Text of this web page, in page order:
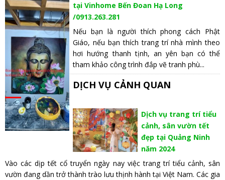
tại Vinhome Bến Đoan Hạ Long
/0913.263.281
Nếu bạn là người thích phong cách Phật
Giáo, nếu bạn thích trang trí nhà mình theo
hơi hướng thanh tịnh, an yên bạn có thể
tham khảo công trình đắp vẽ tranh phù...
DỊCH VỤ CẢNH QUAN
Dịch vụ trang trí tiểu
cảnh, sân vườn tết
đẹp tại Quảng Ninh
năm 2024
Vào các dịp tết cổ truyển ngày nay việc trang trí tiểu cảnh, sân
vườn đang dần trở thành trào lưu thịnh hành tại Việt Nam. Các gia